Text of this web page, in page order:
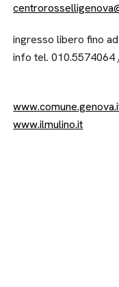
ingresso libero fino
info tel. 010.5574064
www.ilmulino.it